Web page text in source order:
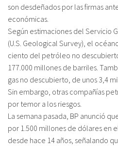
son desdeñados por las firmas
económicas.
Según estimaciones del Servicio
(U.S. Geological Survey), el
ciento del petróleo no
177.000 millones de barriles.
gas no descubierto, de unos 3,4
Sin embargo, otras compañías
por temor a los riesgos.
La semana pasada, BP anunció
por 1.500 millones de dólares en
desde hace 14 años, señalando